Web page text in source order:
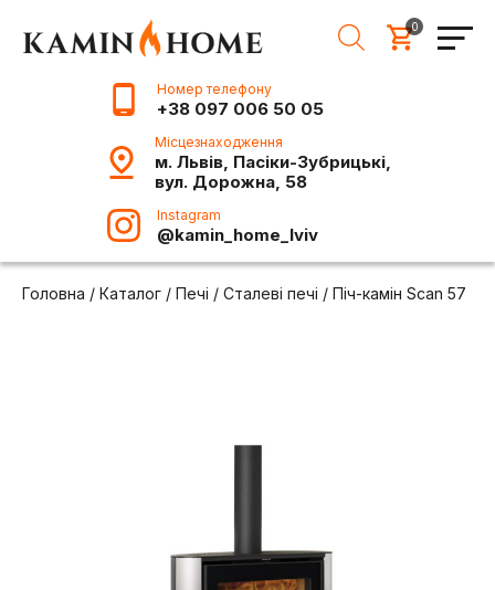
0
Номер телефону
+38 097 006 50 05
Місцезнаходження
м. Львів, Пасіки-Зубрицькі,
вул. Дорожна, 58
Instagram
@kamin_home_lviv
Головна / Каталог / Печі / Сталеві печі / Піч-камін Scan 57